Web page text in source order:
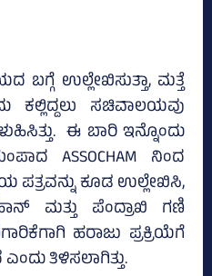
ಬಗ್ಗೆ ಉಲ್ಲೇಖಿಸುತ್ತಾ, ಮತ್ತೆ
ಕಲ್ಲಿದ್ದಲು ಸಚಿವಾಲಯವು
ಈ ಬಾರಿ ಇನ್ನೊಂದು
ASSOCHAM ನಿಂದ
ಪತ್ರವನ್ನು ಕೂಡ ಉಲ್ಲೇಖಿಸಿ,
ಮತ್ತು ಪೆಂದ್ರಾಖಿ ಗಣಿ
ಹರಾಜು ಪ್ರಕ್ರಿಯೆಗೆ
ತಿಳಿಸಲಾಗಿತ್ತು.